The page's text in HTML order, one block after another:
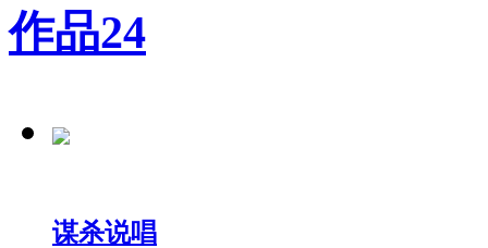
作品24
谋杀说唱